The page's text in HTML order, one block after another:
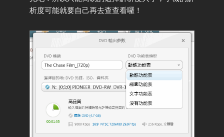
析度可能就要自己再去查查看囉！